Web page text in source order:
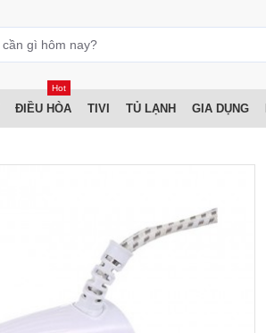
ĐIỀU HÒA
Hot
TIVI TỦ LẠNH GIA DỤNG